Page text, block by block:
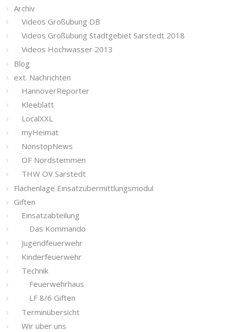
Archiv
Videos Großübung DB
Videos Großübung Stadtgebiet Sarstedt 2018
Videos Hochwasser 2013
Blog
ext. Nachrichten
HannoverReporter
Kleeblatt
LocalXXL
myHeimat
NonstopNews
OF Nordstemmen
THW OV Sarstedt
Flächenlage Einsatzübermittlungsmodul
Giften
Einsatzabteilung
Das Kommando
Jugendfeuerwehr
Kinderfeuerwehr
Technik
Feuerwehrhaus
LF 8/6 Giften
Terminübersicht
Wir über uns